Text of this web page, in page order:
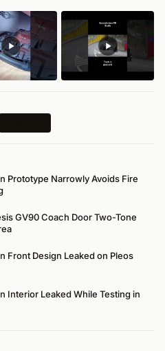
Prototype Narrowly Avoids Fire
GV90 Coach Door Two-Tone
Front Design Leaked on Pleos
Interior Leaked While Testing in